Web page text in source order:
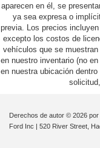
aparecen en él, se
ya sea expresa o
previa. Los precios
excepto los costos de
vehículos que se
en nuestro inventario (no
en nuestra ubicación
Derechos de autor © 2026 por
Ford Inc | 520 River Street,